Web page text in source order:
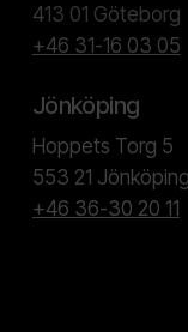
413 01 Göteborg
+46 31-16 03 05
Jönköping
Hoppets Torg 5
553 21 Jönköping
+46 36-30 20 11